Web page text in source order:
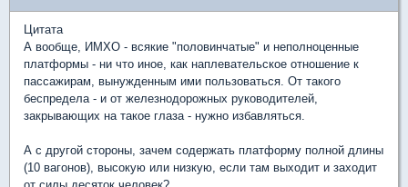
Цитата
А вообще, ИМХО - всякие "половинчатые" и неполноценные
платформы - ни что иное, как наплевательское отношение к
пассажирам, вынужденным ими пользоваться. От такого
беспредела - и от железнодорожных руководителей,
закрывающих на такое глаза - нужно избавляться.
А с другой стороны, зачем содержать платформу полной длины
(10 вагонов), высокую или низкую, если там выходит и заходит